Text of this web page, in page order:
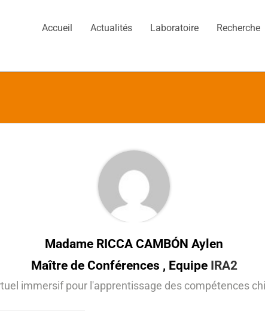
Accueil Actualités Laboratoire Recherche
Madame RICCA CAMBÓN Aylen
Maître de Conférences , Equipe IRA2
immersif pour l'apprentissage des compétences